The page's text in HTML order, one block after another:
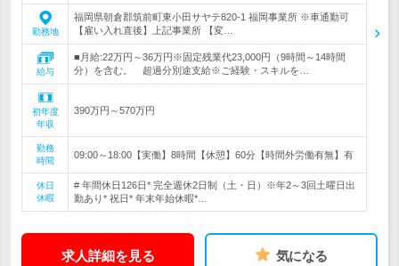
勤務地
福岡県朝倉郡筑前町東小田サヤテ820-1 福岡事業所 ※車通勤可
【雇い入れ直後】上記事業所 【変…
給与
■月給:22万円～36万円※固定残業代23,000円（9時間～14時間
分）を含む。 超過分別途支給※ご経験・スキルを…
初年度
年収
390万円～570万円
勤務
時間
09:00～18:00【実働】8時間【休憩】60分【時間外労働有無】有
休日
休暇
# 年間休日126日* 完全週休2日制（土・日）※年2～3回土曜日出
勤あり* 祝日* 年末年始休暇*…
求人詳細を見る 気になる